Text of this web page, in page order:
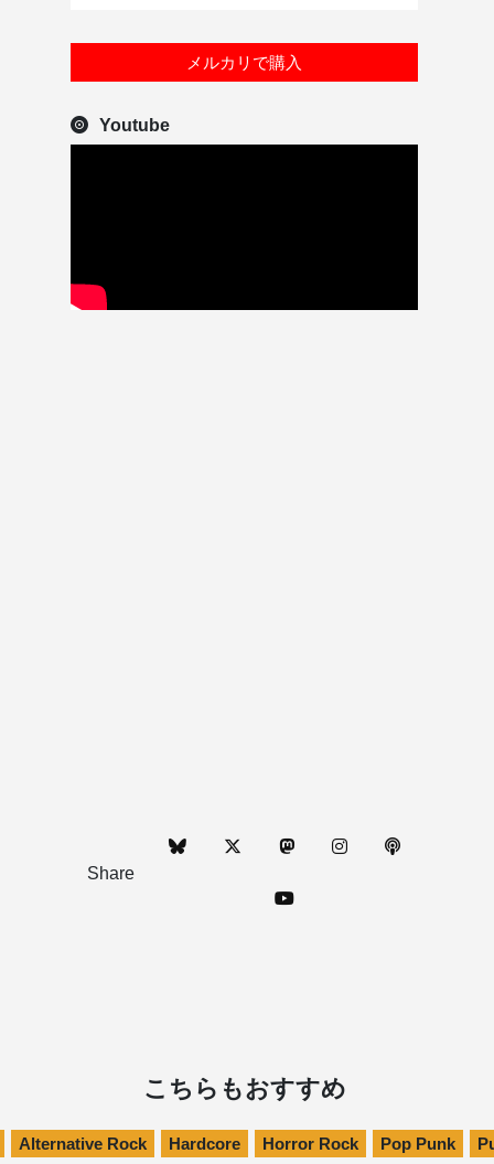
メルカリで購入
Youtube
Share
こちらもおすすめ
Alternative Rock Hardcore Horror Rock Pop Punk